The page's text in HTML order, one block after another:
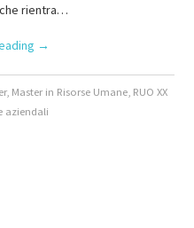
che rientra…
→
, Master in Risorse Umane, RUO XX
aziendali